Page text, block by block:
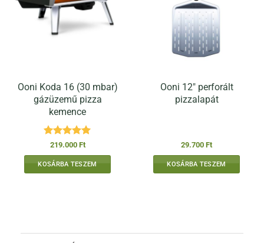
Ooni Koda 16 (30 mbar)
gázüzemű pizza
kemence
Értékelés:5
/ 5
219.000 Ft
KOSÁRBA TESZEM
Ooni 12″ perforált
pizzalapát
29.700 Ft
KOSÁRBA TESZEM